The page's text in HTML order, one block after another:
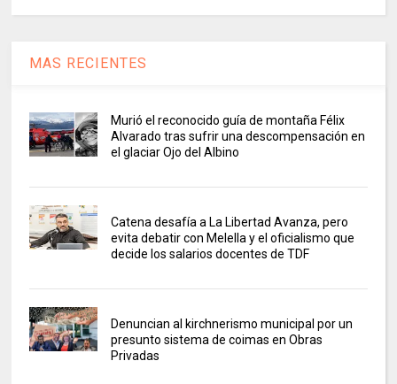
MAS RECIENTES
Murió el reconocido guía de montaña Félix
Alvarado tras sufrir una descompensación en
el glaciar Ojo del Albino
Catena desafía a La Libertad Avanza, pero
evita debatir con Melella y el oficialismo que
decide los salarios docentes de TDF
Denuncian al kirchnerismo municipal por un
presunto sistema de coimas en Obras
Privadas